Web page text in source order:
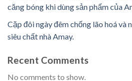
căng bóng khi dùng sản phẩm của
Cặp đôi ngày đêm chống lão hoá và
siêu chất nhà Amay.
Recent Comments
No comments to show.